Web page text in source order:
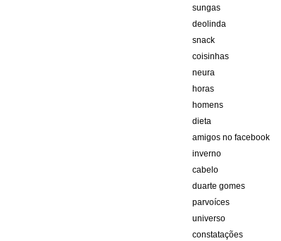
sungas
deolinda
snack
coisinhas
neura
horas
homens
dieta
amigos no facebook
inverno
cabelo
duarte gomes
parvoíces
universo
constatações